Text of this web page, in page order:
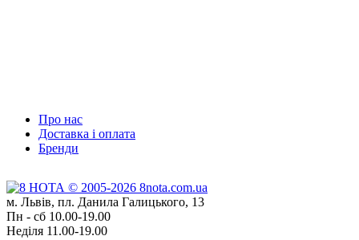
Про нас
Доставка і оплата
Бренди
м. Львів, пл. Данила Галицького, 13
Пн - сб 10.00-19.00
Неділя 11.00-19.00